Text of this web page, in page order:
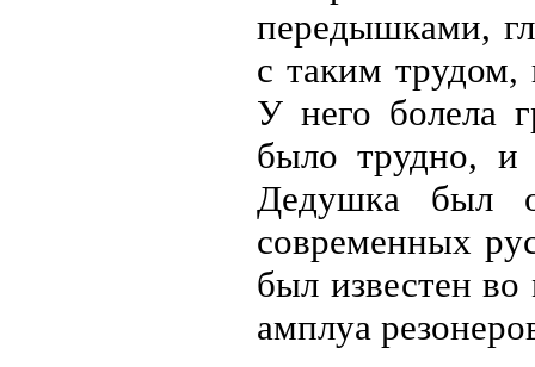
передышками,
с таким трудом,
У него болела
было трудно, и
Дедушка был
современных
был известен
амплуа